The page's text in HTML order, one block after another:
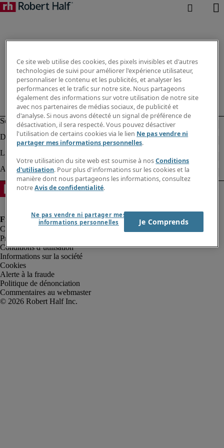
Protection des données personnelles
Conditions d’utilisation
Informations sur la société
Cookies
Alerte à la fraude
Politique de dénonciation
Commentaires au webmaster
Ce site web utilise des cookies, des pixels invisibles et d'autres
technologies de suivi pour améliorer l'expérience utilisateur,
personnaliser le contenu et les publicités, et analyser les
performances et le trafic sur notre site. Nous partageons
également des informations sur votre utilisation de notre site
avec nos partenaires de médias sociaux, de publicité et
d'analyse. Si nous avons détecté un signal de préférence de
désactivation, il sera respecté. Vous pouvez désactiver
l'utilisation de certains cookies via le lien Ne pas vendre ni
partager mes informations personnelles.
Votre utilisation du site web est soumise à nosConditions
d'utilisation. Pour plus d'informations sur les cookies et la
manière dont nous partageons les informations, consultez
notreAvis de confidentialité.
Ne pas vendre ni partager mes
informations personnelles
Je Comprends